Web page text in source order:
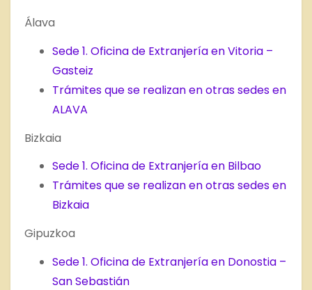
Álava
Sede 1. Oficina de Extranjería en Vitoria –
Gasteiz
Trámites que se realizan en otras sedes en
ALAVA
Bizkaia
Sede 1. Oficina de Extranjería en Bilbao
Trámites que se realizan en otras sedes en
Bizkaia
Gipuzkoa
Sede 1. Oficina de Extranjería en Donostia –
San Sebastián